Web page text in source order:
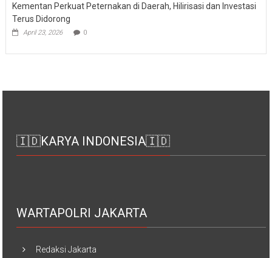
Kementan Perkuat Peternakan di Daerah, Hilirisasi dan Investasi
Terus Didorong
April 23, 2026 0
🇮🇩KARYA INDONESIA🇮🇩
WARTAPOLRI JAKARTA
Redaksi Jakarta